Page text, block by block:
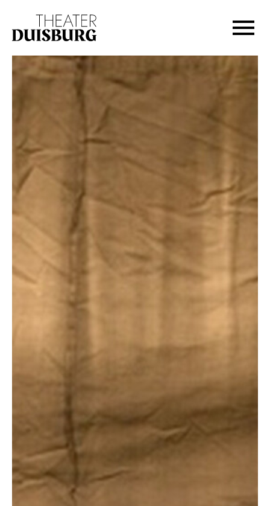
Zur Hauptnavigation springen
Zum Footer springen